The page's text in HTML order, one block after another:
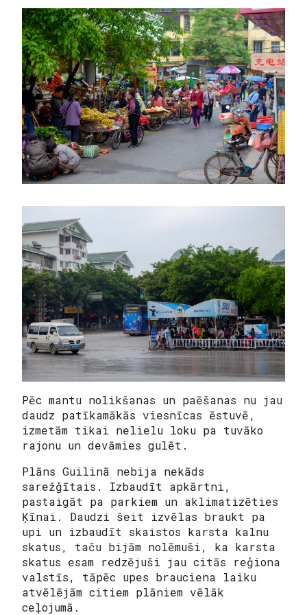
Pēc mantu nolikšanas un paēšanas nu jau
daudz patīkamākās viesnīcas ēstuvē,
izmetām tikai nelielu loku pa tuvāko
rajonu un devāmies gulēt.
Plāns Guilinā nebija nekāds
sarežģītais. Izbaudīt apkārtni,
pastaigāt pa parkiem un aklimatizēties
Ķīnai. Daudzi šeit izvēlas braukt pa
upi un izbaudīt skaistos karsta kalnu
skatus, taču bijām nolēmuši, ka karsta
skatus esam redzējuši jau citās reģiona
valstīs, tāpēc upes brauciena laiku
atvēlējām citiem plāniem vēlāk
ceļojumā.